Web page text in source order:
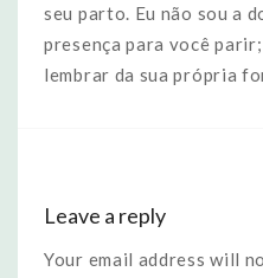
seu parto. Eu não sou a
presença para você
lembrar da sua própria
Leave a reply
Your email address will